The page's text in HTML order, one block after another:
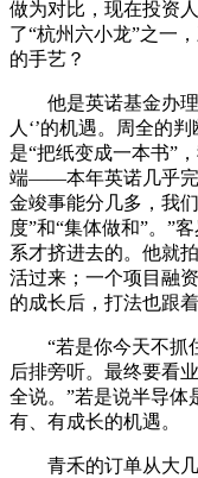
做为对比，现在投资
了“杭州六小龙”之一
的手艺？
他是英诺基金办理
人‘’的机遇。周全的
是“把纸变成一本书”
端——本年英诺几乎完
金竣事能分几多，我
度”和“集体做和”。”
系才挤进去的。他就
活过来；一个项目融
的成长后，打法也跟
“若是你今天不抓
后排旁听。最终要看
全说。”若是说半导体
有、有成长的机遇。
青禾的订单从大几